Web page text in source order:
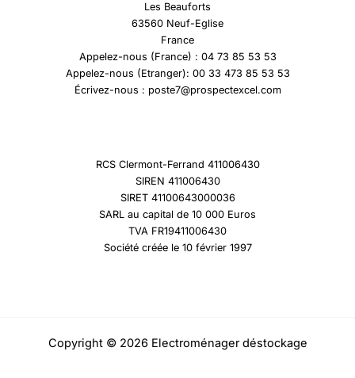
Les Beauforts
63560 Neuf-Eglise
France
Appelez-nous (France) : 04 73 85 53 53
Appelez-nous (Etranger): 00 33 473 85 53 53
Écrivez-nous : poste7@prospectexcel.com
RCS Clermont-Ferrand 411006430
SIREN 411006430
SIRET 41100643000036
SARL au capital de 10 000 Euros
TVA FR19411006430
Société créée le 10 février 1997
Copyright © 2026 Electroménager déstockage